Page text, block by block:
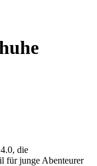
die
für junge Abenteurer